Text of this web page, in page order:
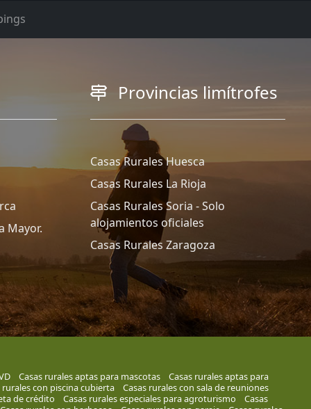
Mayor.
Provincias limítrofes
Casas Rurales Huesca
Casas Rurales La Rioja
Casas Rurales Soria - Solo
alojamientos oficiales
Casas Rurales Zaragoza
Casas rurales aptas para mascotas
Casas rurales aptas para
rurales con piscina cubierta
Casas rurales con sala de reuniones
de crédito
Casas rurales especiales para agroturismo
Casas